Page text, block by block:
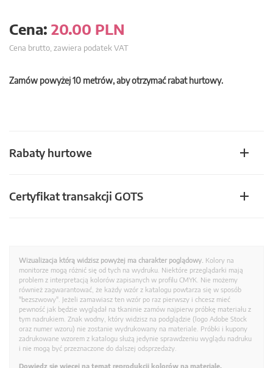
Cena: 20.00 PLN
Cena brutto, zawiera podatek VAT
Zamów powyżej 10 metrów, aby otrzymać rabat hurtowy.
Rabaty hurtowe
Certyfikat transakcji GOTS
Wizualizacja którą widzisz powyżej ma charakter poglądowy. Kolory na
monitorze mogą różnić się od tych na wydruku. Niektóre przeglądarki mają
problem z interpretacją kolorów zapisanych w profilu CMYK. Nie możemy
również zagwarantować, że każdy wzór z katalogu powtarza się w sposób
"bezszwowy". Jeżeli zamawiasz ten wzór po raz pierwszy i chcesz mieć
pewność jak będzie wyglądał na tkaninie zamów najpierw próbkę materiału z
tym nadrukiem. Znak wodny, który widzisz na podglądzie (logo Adobe Stock
oraz numer wzoru) nie zostanie wydrukowany na materiale. Próbki i kupony
zadrukowane wzorem z katalogu służą jedynie sprawdzeniu wyglądu nadruku
i nie mogą być przeznaczone do dalszej odsprzedaży.
Dowiedz się więcej na temat reprodukcji kolorów na materiale.